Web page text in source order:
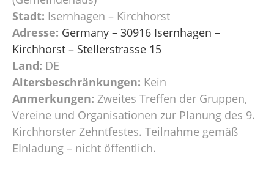
Stadt: Isernhagen – Kirchhorst
Adresse: Germany – 30916 Isernhagen –
Kirchhorst – Stellerstrasse 15
Land: DE
Altersbeschränkungen: Kein
Anmerkungen: Zweites Treffen der Gruppen,
Vereine und Organisationen zur Planung des 9.
Kirchhorster Zehntfestes. Teilnahme gemäß
EInladung – nicht öffentlich.